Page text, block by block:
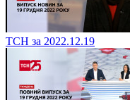
ТСН за 2022.12.19